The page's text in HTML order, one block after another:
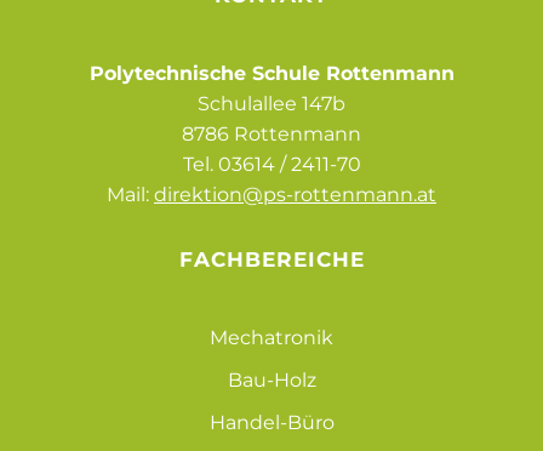
Polytechnische Schule Rottenmann
Schulallee 147b
8786 Rottenmann
Tel. 03614 / 2411-70
Mail: direktion@ps-rottenmann.at
FACHBEREICHE
Mechatronik
Bau-Holz
Handel-Büro